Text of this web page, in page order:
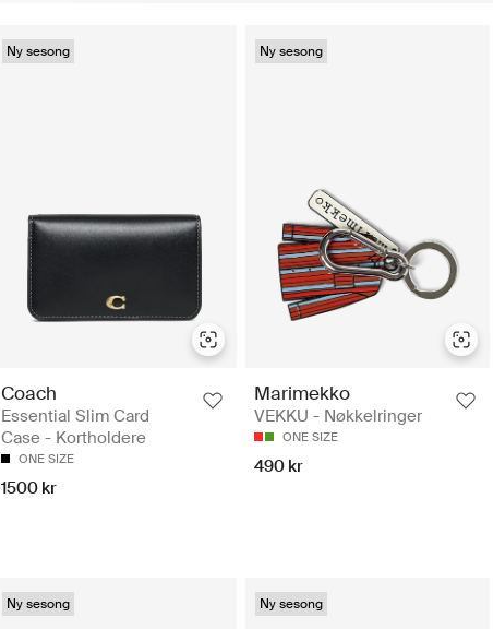
Ny sesong
Coach
Essential Slim Card
Case - Kortholdere
ONE SIZE
1500 kr
Ny sesong
Marimekko
VEKKU - Nøkkelringer
ONE SIZE
490 kr
Ny sesong Ny sesong